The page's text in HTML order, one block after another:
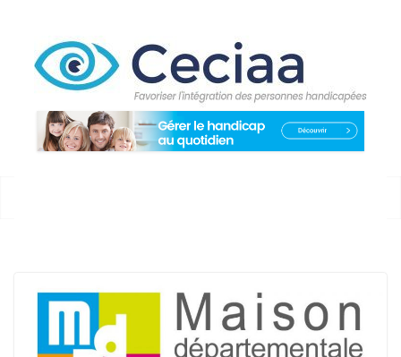
contenu